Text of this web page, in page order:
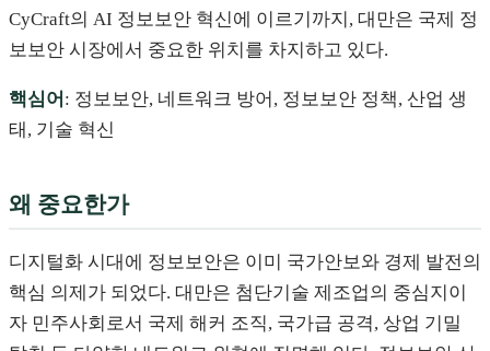
CyCraft의 AI 정보보안 혁신에 이르기까지, 대만은 국제 정
보보안 시장에서 중요한 위치를 차지하고 있다.
핵심어 : 정보보안, 네트워크 방어, 정보보안 정책, 산업 생
태, 기술 혁신
왜 중요한가
디지털화 시대에 정보보안은 이미 국가안보와 경제 발전의
핵심 의제가 되었다. 대만은 첨단기술 제조업의 중심지이
자 민주사회로서 국제 해커 조직, 국가급 공격, 상업 기밀